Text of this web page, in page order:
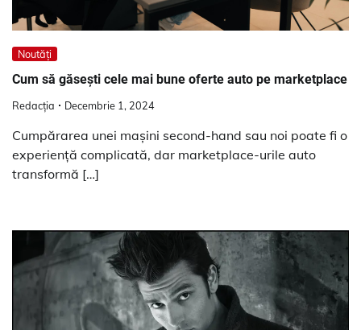
Noutăți
Cum să găsești cele mai bune oferte auto pe marketplace
Redacția Decembrie 1, 2024
Cumpărarea unei mașini second-hand sau noi poate fi o
experiență complicată, dar marketplace-urile auto
transformă […]